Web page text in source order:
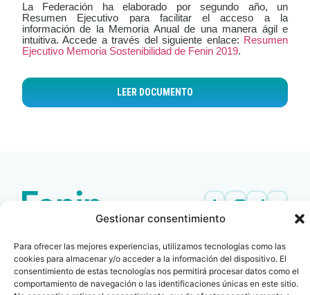
Gestionar consentimiento
Para ofrecer las mejores experiencias, utilizamos tecnologías como las
cookies para almacenar y/o acceder a la información del dispositivo. El
consentimiento de estas tecnologías nos permitirá procesar datos como el
comportamiento de navegación o las identificaciones únicas en este sitio.
La Federación ha elaborado por segundo año, un
Resumen Ejecutivo para facilitar el acceso a la
información de la Memoria Anual de una manera ágil e
intuitiva. Accede a través del siguiente enlace: Resumen
Ejecutivo Memoria Sostenibilidad de Fenin 2019.
LEER DOCUMENTO
info@fenin.es
C/ Villanueva, 20 - 1-
28001
Travesera de Gracia, 56 -
1º, 3ª 08006
932 014 655